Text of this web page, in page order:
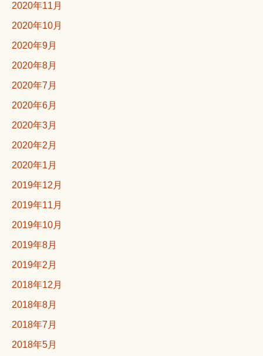
2020年11月
2020年10月
2020年9月
2020年8月
2020年7月
2020年6月
2020年3月
2020年2月
2020年1月
2019年12月
2019年11月
2019年10月
2019年8月
2019年2月
2018年12月
2018年8月
2018年7月
2018年5月